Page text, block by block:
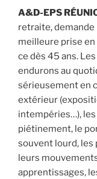
A&D-EPS
retraite, demande
meilleure prise
ce dès 45 ans.
endurons au
sérieusement en
extérieur
intempéries…),
piétinement, le
souvent lourd, les
leurs
apprentissages,